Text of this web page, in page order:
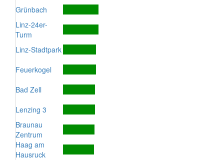
Grünbach
Linz-24er-
Turm
Linz-Stadtpark
Feuerkogel
Bad Zell
Lenzing 3
Braunau
Zentrum
Haag am
Hausruck